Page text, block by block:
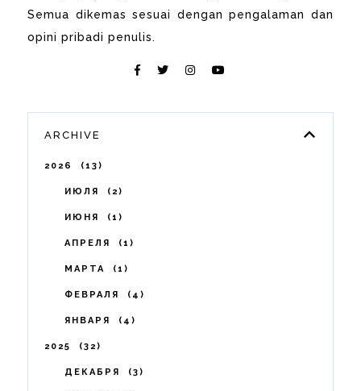
Semua dikemas sesuai dengan pengalaman dan
opini pribadi penulis.
ARCHIVE
2026 13
ИЮЛЯ 2
ИЮНЯ 1
АПРЕЛЯ 1
МАРТА 1
ФЕВРАЛЯ 4
ЯНВАРЯ 4
2025 32
ДЕКАБРЯ 3